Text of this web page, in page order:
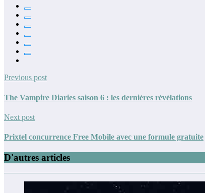
Previous post
The Vampire Diaries saison 6 : les dernières révélations
Next post
Prixtel concurrence Free Mobile avec une formule gratuite
D'autres articles